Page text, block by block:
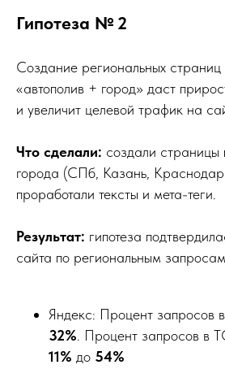
Гипотеза № 2
Создание региональных
«автополив + город» даст
и увеличит целевой трафик на
Что сделали: создали страницы
города (СПб, Казань,
проработали тексты и мета-теги.
Результат: гипотеза
сайта по региональным
Яндекс: Процент
32% . Процент запросов в
11% до 54%